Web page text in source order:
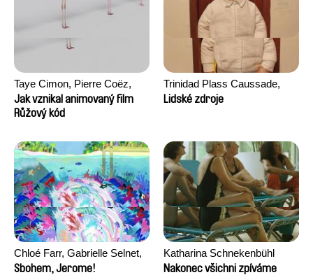
Taye Cimon, Pierre Coëz,
Julie Groux, Sandra Leydier,
Manuarii Morel, Romain
Jak vznikal animovaný film
Růžový kód
Trinidad Plass Caussade,
Titouan Tillier, Isaac Wenzek
Lidské zdroje
Chloé Farr, Gabrielle Selnet,
Adam Sillard
Sbohem, Jerome!
Katharina Schnekenbühl
Nakonec všichni zpíváme